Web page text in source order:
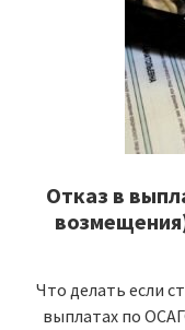
Отказ в
Что делать если
выплатах по